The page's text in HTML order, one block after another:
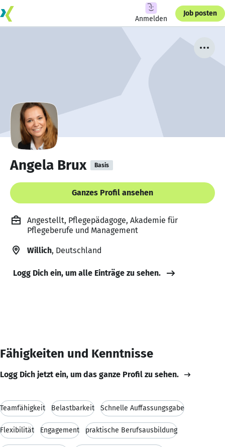
Anmelden
Job posten
Angela Brux Basis
Ganzes Profil ansehen
Angestellt, Pflegepädagoge, Akademie für
Pflegeberufe und Management
Willich, Deutschland
Logg Dich ein, um alle Einträge zu sehen.
Fähigkeiten und Kenntnisse
Logg Dich jetzt ein, um das ganze Profil zu sehen.
Teamfähigkeit Belastbarkeit Schnelle Auffassungsgabe
Flexibilität Engagement praktische Berufsausbildung